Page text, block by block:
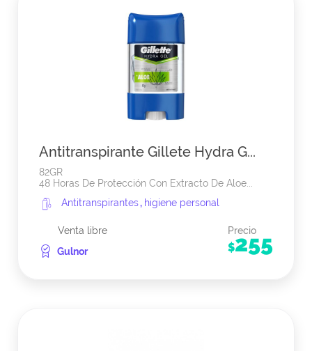
Antitranspirante Gillete Hydra G...
82GR
48 Horas De Protección Con Extracto De Aloe...
Antitranspirantes, higiene personal
Venta libre
Gulnor
Precio
$255